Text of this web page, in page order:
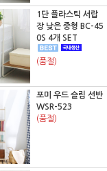
1단 플라스틱 서랍
장 낮은 중형 BC-45
0S 4개 SET
(품절)
포미 우드 슬림 선반
WSR-523
(품절)